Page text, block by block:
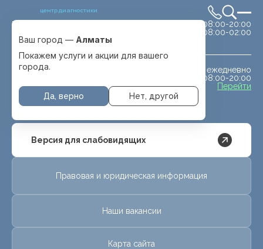
центр диагностики
Выбрать город
с. Отеген батыра
сб-вс 08:00-20:00
08:00-02:00
ежедневно
08:00-20:00
Перейти
Ваш город — Алматы
Покажем услуги и акции для вашего
города.
Да, верно Нет, другой
Версия для слабовидящих
Правовая и юридическая информация
Наши вакансии
Карта сайта